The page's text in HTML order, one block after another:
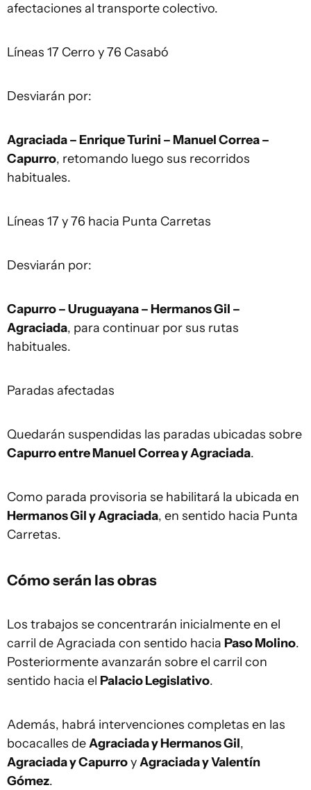
afectaciones al transporte colectivo.
Líneas 17 Cerro y 76 Casabó
Desviarán por:
Agraciada – Enrique Turini – Manuel Correa –
Capurro, retomando luego sus recorridos
habituales.
Líneas 17 y 76 hacia Punta Carretas
Desviarán por:
Capurro – Uruguayana – Hermanos Gil –
Agraciada, para continuar por sus rutas
habituales.
Paradas afectadas
Quedarán suspendidas las paradas ubicadas sobre
Capurro entre Manuel Correa y Agraciada.
Como parada provisoria se habilitará la ubicada en
Hermanos Gil y Agraciada, en sentido hacia Punta
Carretas.
Cómo serán las obras
Los trabajos se concentrarán inicialmente en el
carril de Agraciada con sentido hacia Paso Molino.
Posteriormente avanzarán sobre el carril con
sentido hacia el Palacio Legislativo.
Además, habrá intervenciones completas en las
bocacalles deAgraciada y Hermanos Gil,
Agraciada y CapurroyAgraciada y Valentín
Gómez.